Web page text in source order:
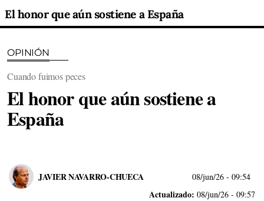
El honor que aún sostiene a España
OPINIÓN
Cuando fuimos peces
El honor que aún sostiene a
España
JAVIER NAVARRO-CHUECA 08/jun/26 - 09:54
Actualizado: 08/jun/26 - 09:57